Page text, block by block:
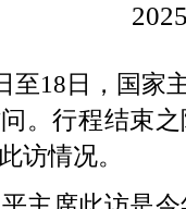
至18日，国家
。行程结束
访情况。